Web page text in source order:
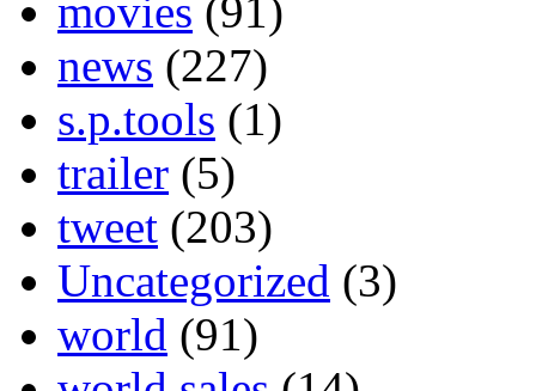
movies (91)
news (227)
s.p.tools (1)
trailer (5)
tweet (203)
Uncategorized (3)
world (91)